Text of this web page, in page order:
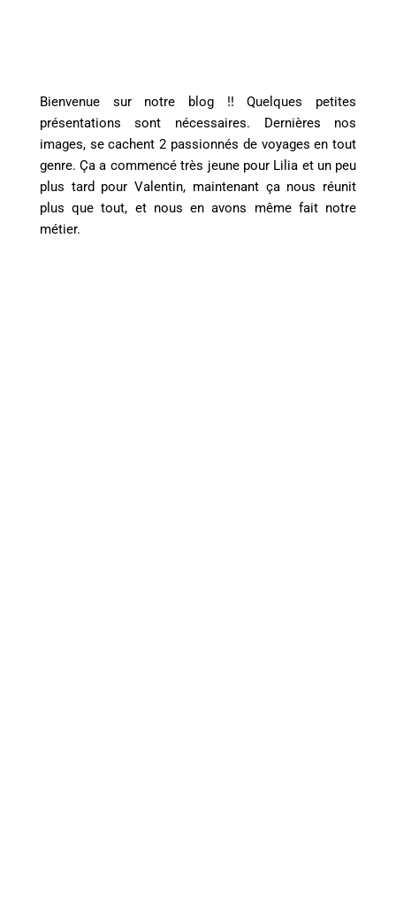
Bienvenue sur notre blog !! Quelques petites
présentations sont nécessaires. Dernières nos
images, se cachent 2 passionnés de voyages en tout
genre. Ça a commencé très jeune pour Lilia et un peu
plus tard pour Valentin, maintenant ça nous réunit
plus que tout, et nous en avons même fait notre
métier.